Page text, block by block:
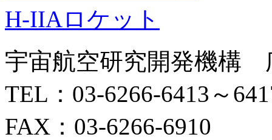
H-IIAロケット
宇宙航空研究開発機構
TEL：03-6266-6413～
FAX：03-6266-6910